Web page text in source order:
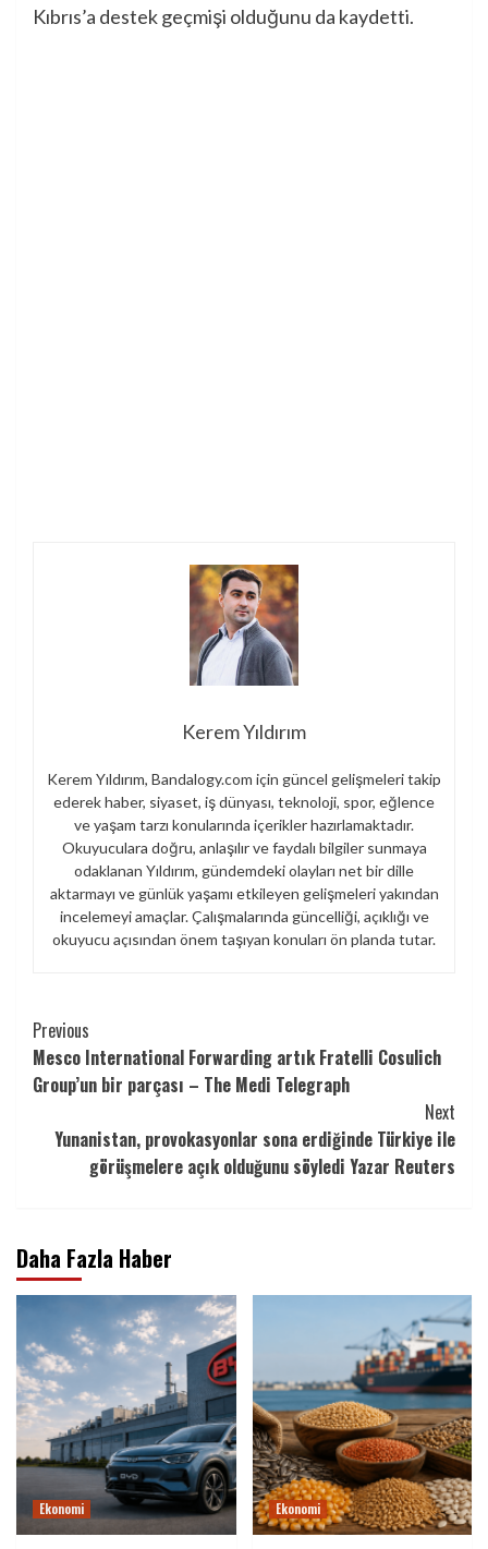
Kıbrıs’a destek geçmişi olduğunu da kaydetti.
Kerem Yıldırım
Kerem Yıldırım, Bandalogy.com için güncel gelişmeleri takip
ederek haber, siyaset, iş dünyası, teknoloji, spor, eğlence
ve yaşam tarzı konularında içerikler hazırlamaktadır.
Okuyuculara doğru, anlaşılır ve faydalı bilgiler sunmaya
odaklanan Yıldırım, gündemdeki olayları net bir dille
aktarmayı ve günlük yaşamı etkileyen gelişmeleri yakından
incelemeyi amaçlar. Çalışmalarında güncelliği, açıklığı ve
okuyucu açısından önem taşıyan konuları ön planda tutar.
Continue
Reading
Previous
Mesco International Forwarding artık Fratelli Cosulich
Group’un bir parçası – The Medi Telegraph
Next
Yunanistan, provokasyonlar sona erdiğinde Türkiye ile
görüşmelere açık olduğunu söyledi Yazar Reuters
Daha Fazla Haber
Ekonomi Ekonomi